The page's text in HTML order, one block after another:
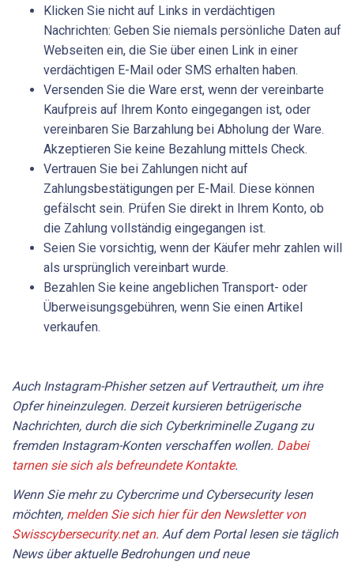
Klicken Sie nicht auf Links in verdächtigen
Nachrichten: Geben Sie niemals persönliche Daten auf
Webseiten ein, die Sie über einen Link in einer
verdächtigen E-Mail oder SMS erhalten haben.
Versenden Sie die Ware erst, wenn der vereinbarte
Kaufpreis auf Ihrem Konto eingegangen ist, oder
vereinbaren Sie Barzahlung bei Abholung der Ware.
Akzeptieren Sie keine Bezahlung mittels Check.
Vertrauen Sie bei Zahlungen nicht auf
Zahlungsbestätigungen per E-Mail. Diese können
gefälscht sein. Prüfen Sie direkt in Ihrem Konto, ob
die Zahlung vollständig eingegangen ist.
Seien Sie vorsichtig, wenn der Käufer mehr zahlen will
als ursprünglich vereinbart wurde.
Bezahlen Sie keine angeblichen Transport- oder
Überweisungsgebühren, wenn Sie einen Artikel
verkaufen.
Auch Instagram-Phisher setzen auf Vertrautheit, um ihre
Opfer hineinzulegen. Derzeit kursieren betrügerische
Nachrichten, durch die sich Cyberkriminelle Zugang zu
fremden Instagram-Konten verschaffen wollen. Dabei
tarnen sie sich als befreundete Kontakte.
Wenn Sie mehr zu Cybercrime und Cybersecurity lesen
möchten, melden Sie sich hier für den Newsletter von
Swisscybersecurity.net an. Auf dem Portallesen sie täglich
News über aktuelle Bedrohungen und neue